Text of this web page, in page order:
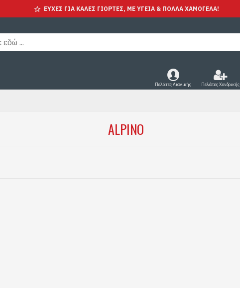
ΕΥΧΕΣ ΓΙΑ ΚΑΛΕΣ ΓΙΟΡΤΕΣ, ΜΕ ΥΓΕΊΑ & ΠΟΛΛΑ ΧΑΜΟΓΕΛΑ!
Πελάτες Λιανικής Πελάτες Χονδρικής
ALPINO